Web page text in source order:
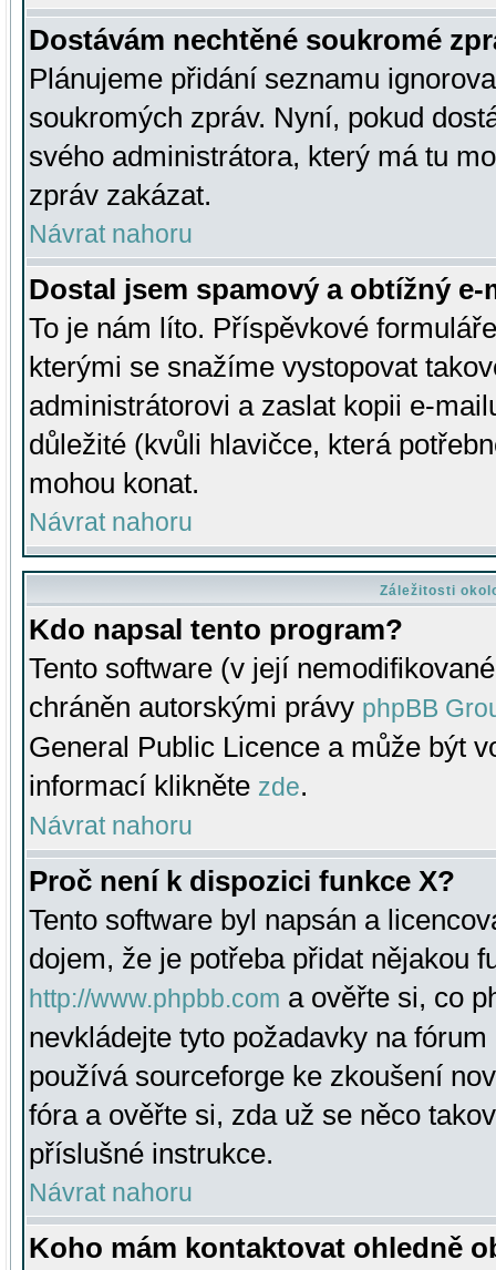
Dostávám nechtěné soukromé
Plánujeme přidání seznamu
soukromých zpráv. Nyní, pokud
svého administrátora, který má tu
zpráv zakázat.
Návrat nahoru
Dostal jsem spamový a obtížný
To je nám líto. Příspěvkové
kterými se snažíme vystopovat
administrátorovi a zaslat kopii e-
důležité (kvůli hlavičce, která
mohou konat.
Návrat nahoru
Záležitosti
Kdo napsal tento program?
Tento software (v její
chráněn autorskými právy phpBB
General Public Licence a může být
informací klikněte zde.
Návrat nahoru
Proč není k dispozici funkce X?
Tento software byl napsán a
dojem, že je potřeba přidat nějakou
http://www.phpbb.com a ověřte si, co
nevkládejte tyto požadavky na
používá sourceforge ke zkoušení
fóra a ověřte si, zda už se něco
příslušné instrukce.
Návrat nahoru
Koho mám kontaktovat ohledně